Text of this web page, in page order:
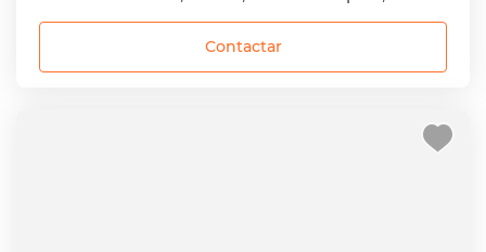
Contactar